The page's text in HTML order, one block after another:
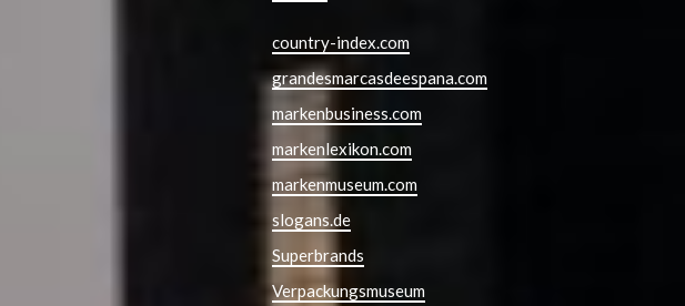
country-index.com
grandesmarcasdeespana.com
markenbusiness.com
markenlexikon.com
markenmuseum.com
slogans.de
Superbrands
Verpackungsmuseum